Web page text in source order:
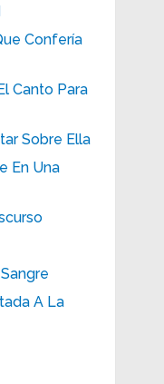
Confería
Canto Para
Sobre Ella
En Una
A La